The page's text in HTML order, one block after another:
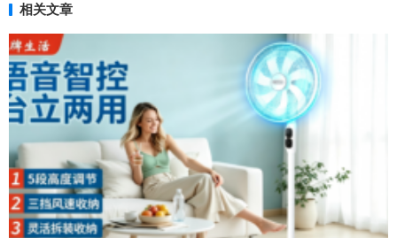
相关文章